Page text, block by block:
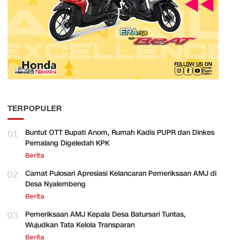
TERPOPULER
01
Buntut OTT Bupati Anom, Rumah Kadis PUPR dan Dinkes
Pemalang Digeledah KPK
Berita
02
Camat Pulosari Apresiasi Kelancaran Pemeriksaan AMJ di
Desa Nyalembeng
Berita
03
Pemeriksaan AMJ Kepala Desa Batursari Tuntas,
Wujudkan Tata Kelola Transparan
Berita